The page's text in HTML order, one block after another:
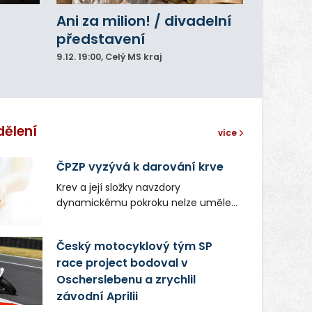
Ani za milion! / divadelní
představení
9.12. 19:00, Celý MS kraj
více
ČPZP vyzývá k darování krve
Krev a její složky navzdory
dynamickému pokroku nelze uměle
nenahraditelnou tělní tekutinu
neobejde. Naléhavá potřeba doplnit
krevní zásoby nastává vždy v létě,
kdy stoupá počet úrazů. Česká
Český motocyklový tým SP
race project bodoval v
Oscherslebenu a zrychlil
závodní Aprilii